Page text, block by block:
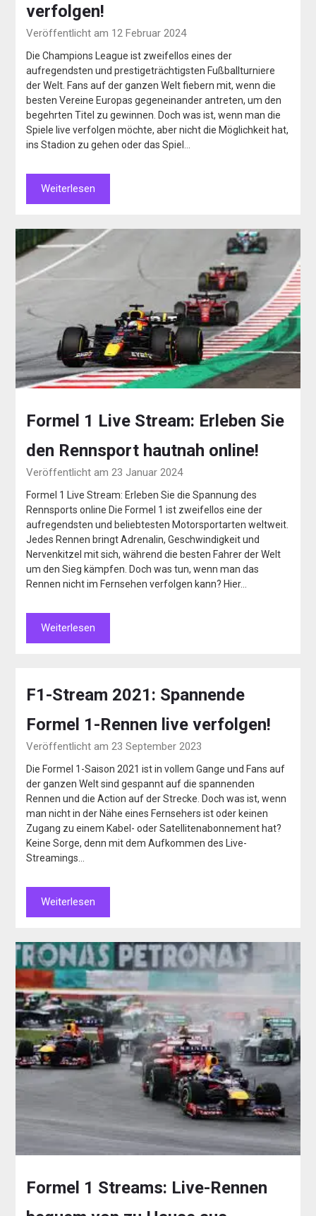
verfolgen!
Veröffentlicht am 12 Februar 2024
Die Champions League ist zweifellos eines der
aufregendsten und prestigeträchtigsten Fußballturniere
der Welt. Fans auf der ganzen Welt fiebern mit, wenn die
besten Vereine Europas gegeneinander antreten, um den
begehrten Titel zu gewinnen. Doch was ist, wenn man die
Spiele live verfolgen möchte, aber nicht die Möglichkeit hat,
ins Stadion zu gehen oder das Spiel…
Weiterlesen
Formel 1 Live Stream: Erleben Sie
den Rennsport hautnah online!
Veröffentlicht am 23 Januar 2024
Formel 1 Live Stream: Erleben Sie die Spannung des
Rennsports online Die Formel 1 ist zweifellos eine der
aufregendsten und beliebtesten Motorsportarten weltweit.
Jedes Rennen bringt Adrenalin, Geschwindigkeit und
Nervenkitzel mit sich, während die besten Fahrer der Welt
um den Sieg kämpfen. Doch was tun, wenn man das
Rennen nicht im Fernsehen verfolgen kann? Hier…
Weiterlesen
F1-Stream 2021: Spannende
Formel 1-Rennen live verfolgen!
Veröffentlicht am 23 September 2023
Die Formel 1-Saison 2021 ist in vollem Gange und Fans auf
der ganzen Welt sind gespannt auf die spannenden
Rennen und die Action auf der Strecke. Doch was ist, wenn
man nicht in der Nähe eines Fernsehers ist oder keinen
Zugang zu einem Kabel- oder Satellitenabonnement hat?
Keine Sorge, denn mit dem Aufkommen des Live-
Streamings…
Weiterlesen
Formel 1 Streams: Live-Rennen